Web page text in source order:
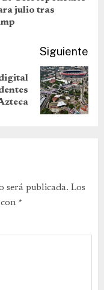
julio tras
Siguiente
será publicada. Los
*